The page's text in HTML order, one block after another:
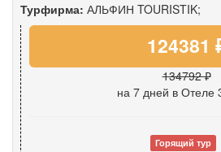
Турфирма: АЛЬФИН TOURISTIK;
124381
134792 ₽
на 7 дней в Отеле
Горящий тур